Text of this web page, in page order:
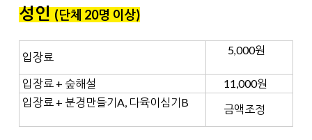
성인(단체 20명 이상)
입장료
5,000원
입장료 + 숲해설
11,000원
입장료 + 분경만들기A, 다육이심기B
금액조정